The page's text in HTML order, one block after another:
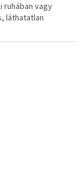
ruhában vagy
láthatatlan